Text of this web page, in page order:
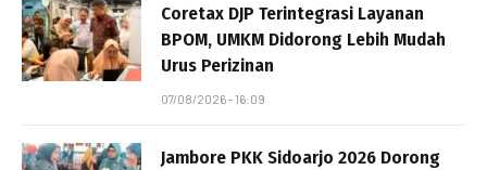
Coretax DJP Terintegrasi Layanan
BPOM, UMKM Didorong Lebih Mudah
Urus Perizinan
07/08/2026 - 16:09
Jambore PKK Sidoarjo 2026 Dorong